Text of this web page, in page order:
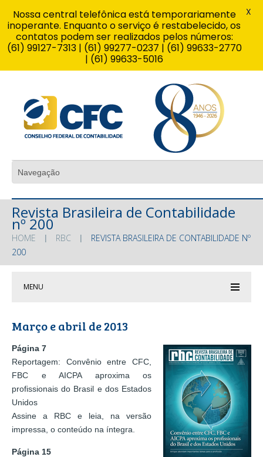
Revista Brasileira de Contabilidade
nº 200
HOME RBC
REVISTA BRASILEIRA DE CONTABILIDADE Nº
200
MENU
Março e abril de 2013
Página 7
Reportagem: Convênio entre CFC,
FBC e AICPA aproxima os
profissionais do Brasil e dos Estados
Unidos
Assine a RBC e leia, na versão
impressa, o conteúdo na íntegra.
Página 15
Nossa central telefônica está temporariamente
inoperante. Enquanto o serviço é restabelecido, os
contatos podem ser realizados pelos números:
(61) 99127-7313 | (61) 99277-0237 | (61) 99633-2770
| (61) 99633-5016
X